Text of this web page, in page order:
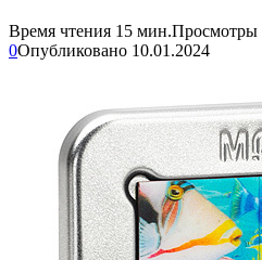
Время чтения 15 мин.Просмотры
0Опубликовано 10.01.2024